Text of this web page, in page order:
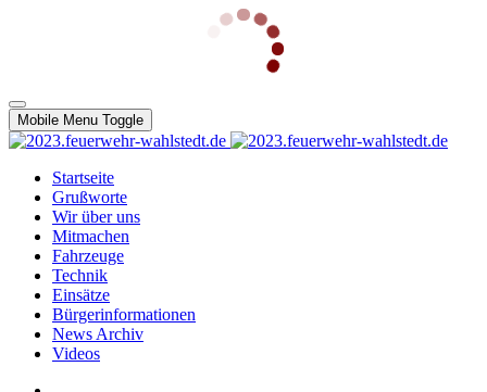
Mobile Menu Toggle
Startseite
Grußworte
Wir über uns
Mitmachen
Fahrzeuge
Technik
Einsätze
Bürgerinformationen
News Archiv
Videos